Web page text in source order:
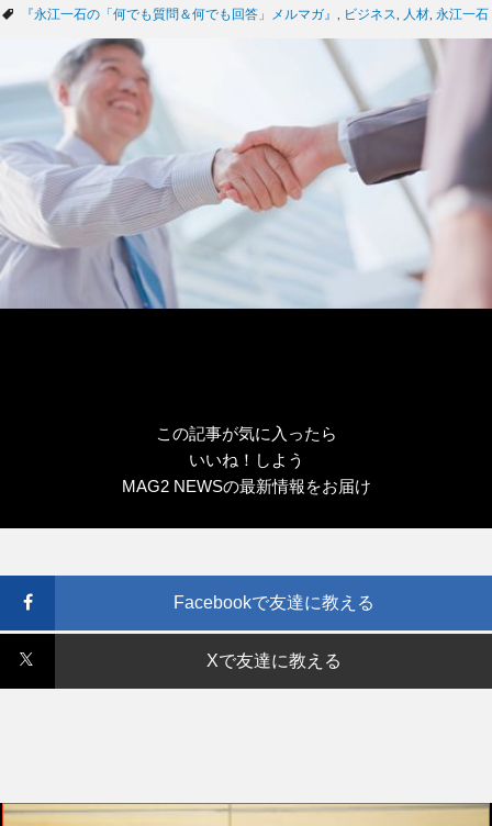
テ
タ
『永江一石の「何でも質問＆何でも回答」メルマガ』 ビジネス 人材 永江一石
この記事が気に入ったら
いいね！しよう
MAG2 NEWSの最新情報をお届け
Facebookで友達に教える
Xで友達に教える